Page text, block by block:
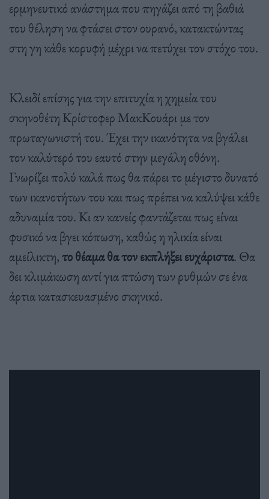
ερμηνευτικό ανάστημα που πηγάζει από τη βαθιά
του θέληση να φτάσει στον ουρανό, κατακτώντας
στη γη κάθε κορυφή μέχρι να πετύχει τον στόχο του.
Κλειδί επίσης για την επιτυχία η χημεία του
σκηνοθέτη Κρίστοφερ ΜακΚουάρι με τον
πρωταγωνιστή του. Έχει την ικανότητα να βγάλει
τον καλύτερό του εαυτό στην μεγάλη οθόνη.
Γνωρίζει πολύ καλά πως θα πάρει το μέγιστο δυνατό
των ικανοτήτων του και πως πρέπει να καλύψει κάθε
αδυναμία του. Κι αν κανείς φαντάζεται πως είναι
φυσικό να βγει κόπωση, καθώς η ηλικία είναι
αμείλικτη,το θέαμα θα τον εκπλήξει ευχάριστα. Θα
δει κλιμάκωση αντί για πτώση των ρυθμών σε ένα
άρτια κατασκευασμένο σκηνικό.